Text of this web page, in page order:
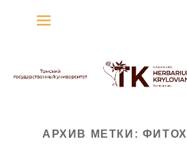
АРХИВ МЕТКИ: